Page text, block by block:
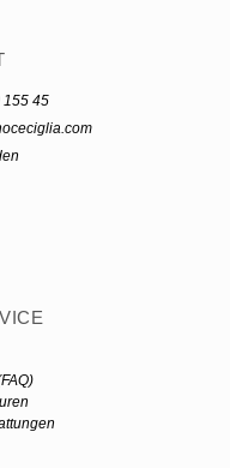
155 45